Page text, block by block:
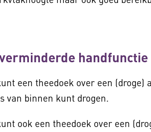
handfunctie
een theedoek over een
van binnen kunt drogen.
ook een theedoek over een